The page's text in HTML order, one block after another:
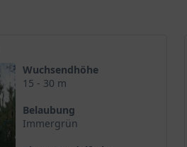
Wuchsendhöhe
15 - 30 m
Belaubung
Immergrün